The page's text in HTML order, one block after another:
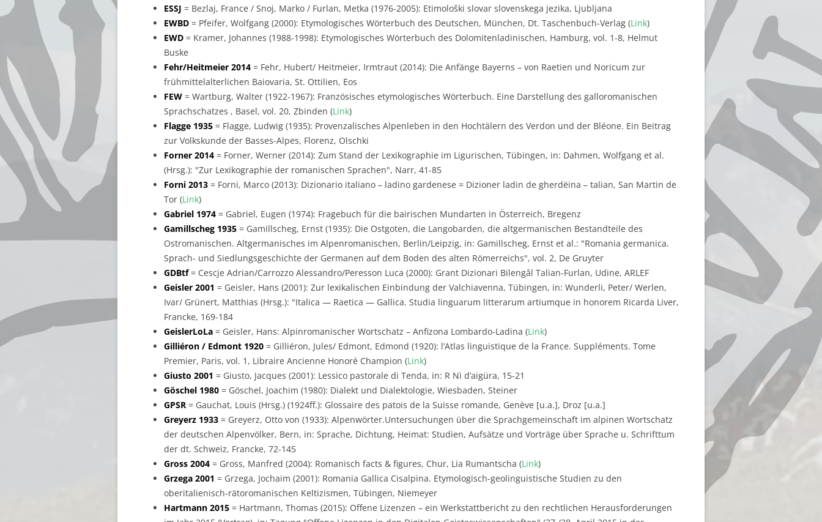
ESSJ = Bezlaj, France / Snoj, Marko / Furlan, Metka (1976-2005): Etimološki slovar slovenskega jezika, Ljubljana
EWBD = Pfeifer, Wolfgang (2000): Etymologisches Wörterbuch des Deutschen, München, Dt. Taschenbuch-Verlag (Link)
EWD = Kramer, Johannes (1988-1998): Etymologisches Wörterbuch des Dolomitenladinischen, Hamburg, vol. 1-8, Helmut
Buske
Fehr/Heitmeier 2014 = Fehr, Hubert/ Heitmeier, Irmtraut (2014): Die Anfänge Bayerns – von Raetien und Noricum zur
frühmittelalterlichen Baiovaria, St. Ottilien, Eos
FEW = Wartburg, Walter (1922-1967): Französisches etymologisches Wörterbuch. Eine Darstellung des galloromanischen
Sprachschatzes , Basel, vol. 20, Zbinden (Link)
Flagge 1935 = Flagge, Ludwig (1935): Provenzalisches Alpenleben in den Hochtälern des Verdon und der Bléone. Ein Beitrag
zur Volkskunde der Basses-Alpes, Florenz, Olschki
Forner 2014 = Forner, Werner (2014): Zum Stand der Lexikographie im Ligurischen, Tübingen, in: Dahmen, Wolfgang et al.
(Hrsg.): "Zur Lexikographie der romanischen Sprachen", Narr, 41-85
Forni 2013 = Forni, Marco (2013): Dizionario italiano – ladino gardenese = Dizioner ladin de gherdëina – talian, San Martin de
Tor (Link)
Gabriel 1974 = Gabriel, Eugen (1974): Fragebuch für die bairischen Mundarten in Österreich, Bregenz
Gamillscheg 1935 = Gamillscheg, Ernst (1935): Die Ostgoten, die Langobarden, die altgermanischen Bestandteile des
Ostromanischen. Altgermanisches im Alpenromanischen, Berlin/Leipzig, in: Gamillscheg, Ernst et al.: "Romania germanica.
Sprach- und Siedlungsgeschichte der Germanen auf dem Boden des alten Römerreichs", vol. 2, De Gruyter
GDBtf= Cescje Adrian/Carrozzo Alessandro/Peresson Luca (2000): Grant Dizionari Bilengâl Talian-Furlan, Udine, ARLEF
Geisler 2001 = Geisler, Hans (2001): Zur lexikalischen Einbindung der Valchiavenna, Tübingen, in: Wunderli, Peter/ Werlen,
Ivar/ Grünert, Matthias (Hrsg.): "Italica — Raetica — Gallica. Studia linguarum litterarum artiumque in honorem Ricarda Liver,
Francke, 169-184
GeislerLoLa = Geisler, Hans: Alpinromanischer Wortschatz – Anfizona Lombardo-Ladina (Link)
Gilliéron / Edmont 1920 = Gilliéron, Jules/ Edmont, Edmond (1920): l’Atlas linguistique de la France. Suppléments. Tome
Premier, Paris, vol. 1, Libraire Ancienne Honoré Champion (Link)
Giusto 2001 = Giusto, Jacques (2001): Lessico pastorale di Tenda, in: R Nì d’aigüra, 15-21
Göschel 1980 = Göschel, Joachim (1980): Dialekt und Dialektologie, Wiesbaden, Steiner
GPSR = Gauchat, Louis (Hrsg.) (1924ff.): Glossaire des patois de la Suisse romande, Genève [u.a.], Droz [u.a.]
Greyerz 1933 = Greyerz, Otto von (1933): Alpenwörter.Untersuchungen über die Sprachgemeinschaft im alpinen Wortschatz
der deutschen Alpenvölker, Bern, in: Sprache, Dichtung, Heimat: Studien, Aufsätze und Vorträge über Sprache u. Schrifttum
der dt. Schweiz, Francke, 72-145
Gross 2004 = Gross, Manfred (2004): Romanisch facts & figures, Chur, Lia Rumantscha (Link)
Grzega 2001 = Grzega, Jochaim (2001): Romania Gallica Cisalpina. Etymologisch-geolinguistische Studien zu den
oberitalienisch-rätoromanischen Keltizismen, Tübingen, Niemeyer
Hartmann 2015 = Hartmann, Thomas (2015): Offene Lizenzen – ein Werkstattbericht zu den rechtlichen Herausforderungen